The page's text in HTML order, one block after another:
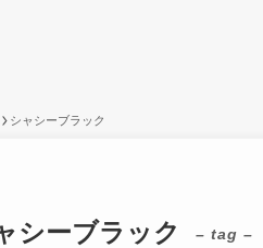
シャシーブラック
シーブラック – tag –